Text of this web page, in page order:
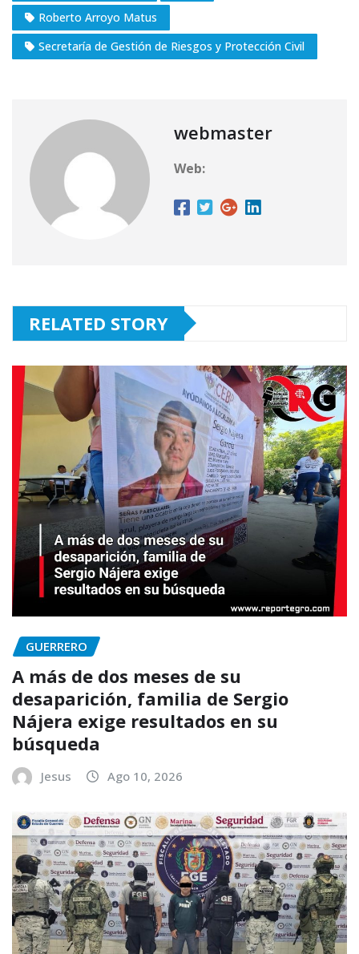
Roberto Arroyo Matus
Secretaría de Gestión de Riesgos y Protección Civil
webmaster
Web:
RELATED STORY
GUERRERO
A más de dos meses de su
desaparición, familia de Sergio
Nájera exige resultados en su
búsqueda
Jesus Ago 10, 2026